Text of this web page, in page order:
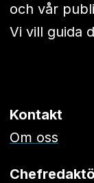
och vår
Vi vill guida
Kontakt
Om oss